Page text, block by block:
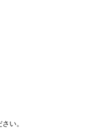
い。